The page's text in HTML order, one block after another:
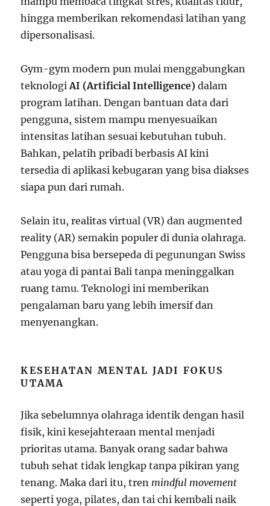
hingga memberikan rekomendasi latihan yang
dipersonalisasi.
Gym-gym modern pun mulai menggabungkan
teknologiAI (Artificial Intelligence) dalam
program latihan. Dengan bantuan data dari
pengguna, sistem mampu menyesuaikan
intensitas latihan sesuai kebutuhan tubuh.
Bahkan, pelatih pribadi berbasis AI kini
tersedia di aplikasi kebugaran yang bisa diakses
siapa pun dari rumah.
Selain itu, realitas virtual (VR) dan augmented
reality (AR) semakin populer di dunia olahraga.
Pengguna bisa bersepeda di pegunungan Swiss
atau yoga di pantai Bali tanpa meninggalkan
ruang tamu. Teknologi ini memberikan
pengalaman baru yang lebih imersif dan
menyenangkan.
KESEHATAN MENTAL JADI FOKUS
UTAMA
Jika sebelumnya olahraga identik dengan hasil
fisik, kini kesejahteraan mental menjadi
prioritas utama. Banyak orang sadar bahwa
tubuh sehat tidak lengkap tanpa pikiran yang
tenang. Maka dari itu, tren mindful movement
seperti yoga, pilates, dan tai chi kembali naik